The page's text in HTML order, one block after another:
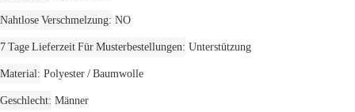
Nahtlose Verschmelzung NO
7 Tage Lieferzeit Für Musterbestellungen Unterstützung
Material Polyester / Baumwolle
Geschlecht Männer